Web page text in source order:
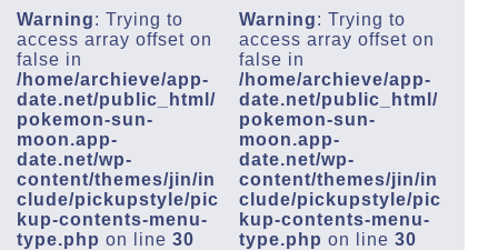
Warning: Trying to
access array offset on
false in
/home/archieve/app-
date.net/public_html/
pokemon-sun-
moon.app-
date.net/wp-
content/themes/jin/in
clude/pickupstyle/pic
kup-contents-menu-
type.php on line 30
Warning: Trying to
access array offset on
false in
/home/archieve/app-
date.net/public_html/
pokemon-sun-
moon.app-
date.net/wp-
content/themes/jin/in
clude/pickupstyle/pic
kup-contents-menu-
type.php on line 30